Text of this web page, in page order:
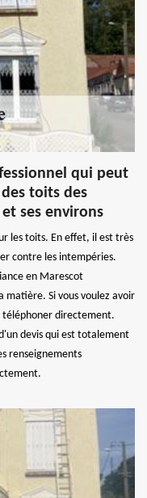
qui peut
toits des
ses environs
les toits. En effet, il est très
contre les intempéries.
en Marescot
matière. Si vous voulez avoir
téléphoner directement.
devis qui est totalement
renseignements